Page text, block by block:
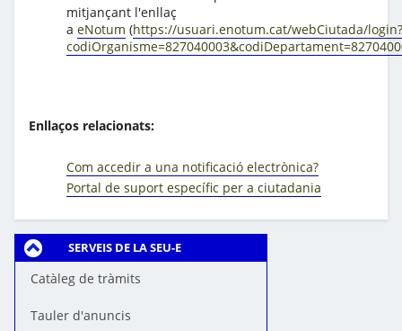
SERVEIS DE LA SEU-E
Catàleg de tràmits
Tauler d'anuncis
mitjançant l'enllaç
a eNotum (https://usuari.enotum.cat/webCiutada/login?
Enllaços relacionats:
Com accedir a una notificació electrònica?
Portal de suport específic per a ciutadania